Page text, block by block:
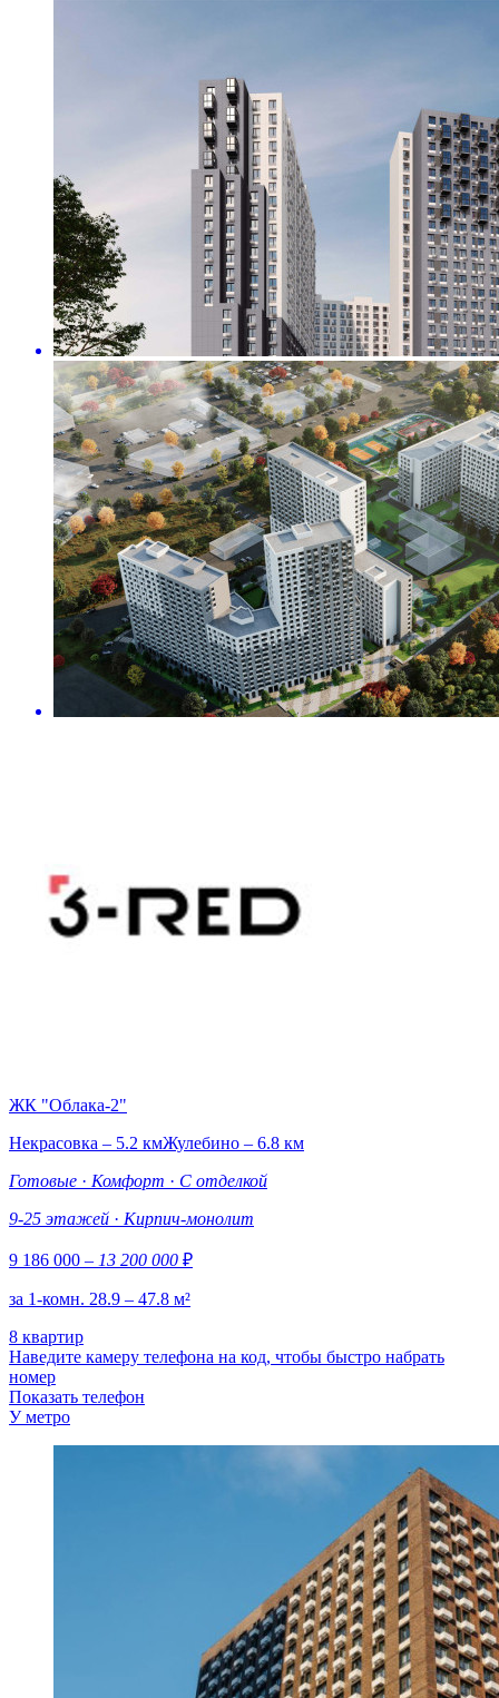
ЖК "Облака-2"
Некрасовка – 5.2 кмЖулебино – 6.8 км
Готовые · Комфорт · С отделкой
9-25 этажей · Кирпич-монолит
9 186 000 – 13 200 000 ₽
за 1-комн. 28.9 – 47.8 м²
8 квартир
Наведите камеру телефона на код, чтобы быстро набрать
номер
Показать телефон
У метро